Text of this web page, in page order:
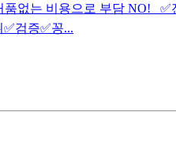
는 비용으로 부담 NO! ✅
검증✅꽁...